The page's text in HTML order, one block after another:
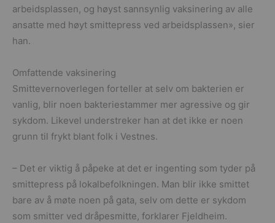
arbeidsplassen, og høyst sannsynlig vaksinering av alle
ansatte med høyt smittepress ved arbeidsplassen», sier
han.
Omfattende vaksinering
Smittevernoverlegen forteller at selv om bakterien er
vanlig, blir noen bakteriestammer mer agressive og gir
sykdom. Likevel understreker han at det ikke er noen
grunn til frykt blant folk i Vestnes.
– Det er viktig å påpeke at det er ingenting som tyder på
smittepress på lokalbefolkningen. Man blir ikke smittet
bare av å møte noen på gata, selv om dette er sykdom
som smitter ved dråpesmitte, forklarer Fjeldheim.